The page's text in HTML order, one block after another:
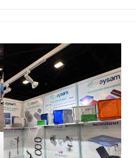
yoğun ilgiden dolayı